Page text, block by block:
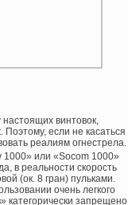
настоящих винтовок,
если не касаться
реалиям огнестрела.
1000» или «Socom 1000»
в реальности скорость
(ок. 8 гран) пульками.
очень легкого
категорически запрещено